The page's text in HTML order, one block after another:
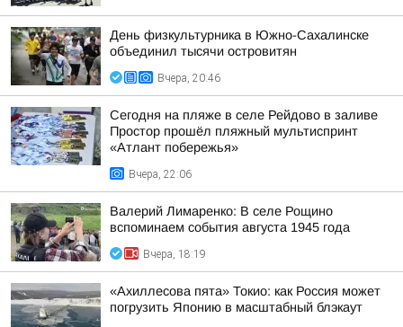
День физкультурника в Южно-Сахалинске
объединил тысячи островитян
Вчера, 20:46
Сегодня на пляже в селе Рейдово в заливе
Простор прошёл пляжный мультиспринт
«Атлант побережья»
Вчера, 22:06
Валерий Лимаренко: В селе Рощино
вспоминаем события августа 1945 года
Вчера, 18:19
«Ахиллесова пята» Токио: как Россия может
погрузить Японию в масштабный блэкаут